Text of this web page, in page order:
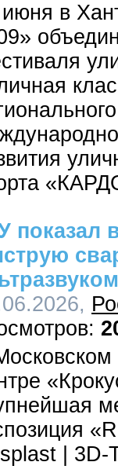
в
показал
| 3D-